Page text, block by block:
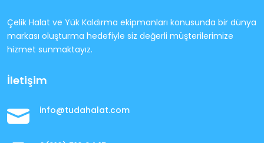
Çelik Halat ve Yük Kaldırma ekipmanları konusunda bir dünya
markası oluşturma hedefiyle siz değerli müşterilerimize
hizmet sunmaktayız.
İletişim
info@tudahalat.com